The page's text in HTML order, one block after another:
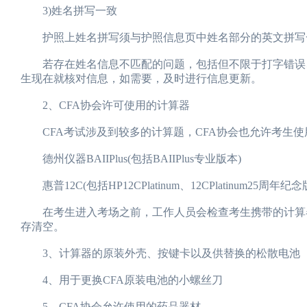
3)姓名拼写一致
护照上姓名拼写须与护照信息页中姓名部分的英文拼写
若存在姓名信息不匹配的问题，包括但不限于打字错误
生现在就核对信息，如需要，及时进行信息更新。
2、CFA协会许可使用的计算器
CFA考试涉及到较多的计算题，CFA协会也允许考生使
德州仪器BAIIPlus(包括BAIIPlus专业版本)
惠普12C(包括HP12CPlatinum、12CPlatinum25周年纪念
在考生进入考场之前，工作人员会检查考生携带的计算
存清空。
3、计算器的原装外壳、按键卡以及供替换的松散电池
4、用于更换CFA原装电池的小螺丝刀